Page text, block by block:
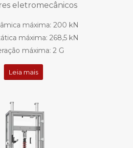
eletromecânicos
máxima: 200 kN
máxima: 268,5 kN
máxima: 2 G
Leia mais